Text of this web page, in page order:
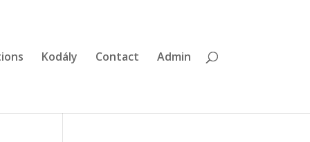
Kodály Contact Admin